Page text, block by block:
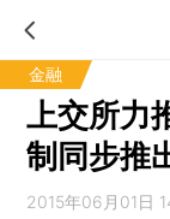
金融
上交所力
制同步推
2015年06月01日